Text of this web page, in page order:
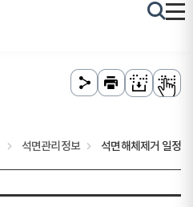
석면관리정보 석면해체제거 일정